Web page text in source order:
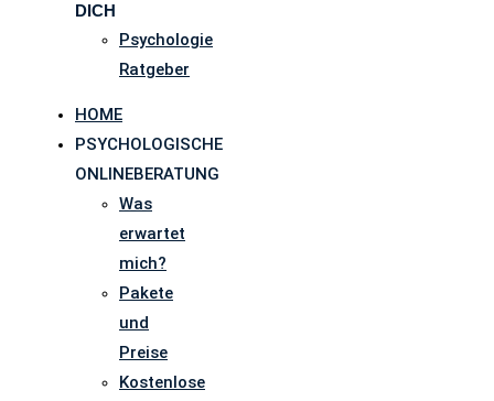
DICH
Psychologie
Ratgeber
HOME
PSYCHOLOGISCHE
ONLINEBERATUNG
Was
erwartet
mich?
Pakete
und
Preise
Kostenlose